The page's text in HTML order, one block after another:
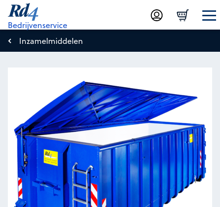
Bedrijvenservice
Inzamelmiddelen